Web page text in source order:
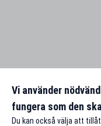
Vi använder
fungera som den
Du kan också välja att